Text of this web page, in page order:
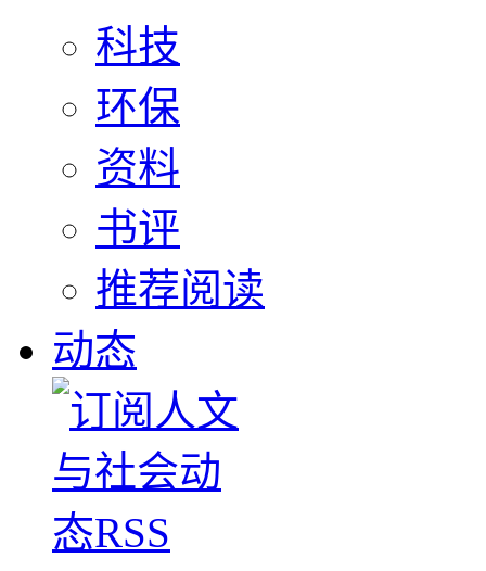
科技
环保
资料
书评
推荐阅读
动态